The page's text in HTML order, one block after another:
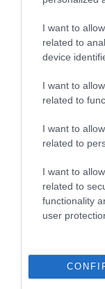
I want to
related to
device
I want to
related to
I want to
related to
I want to
related to
functionality
user
ΠΟΛΙΤΙΚΗ
«Η απόλυτη
του Αρκά για